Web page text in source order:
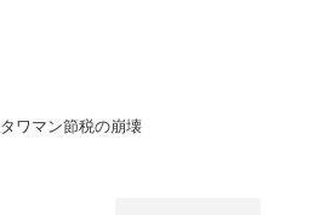
タワマン節税の崩壊